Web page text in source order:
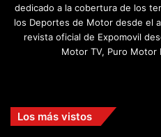
dedicado a la cobertura de los
los Deportes de Motor desde el
revista oficial de Expomovil
Motor TV, Puro Motor
Los más vistos